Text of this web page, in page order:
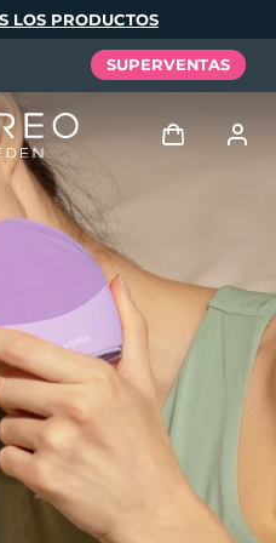
LOS PRODUCTOS
SUPERVENTAS
Perfil de usuario
Mis dispositivos
Mis pedidos
Mis direcciones
Mis suscripciones
Elixir
Español
Português
Русский
繁體中文